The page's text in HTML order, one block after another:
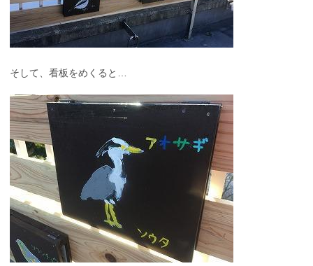
そして、看板をめくると…